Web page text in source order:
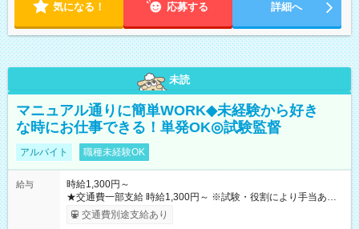
気になる！ 応募する 詳細へ
未読
マニュアル通りに簡単WORK◆未経験から好き
な時にお仕事できる！単発OK◎試験監督
アルバイト 職種未経験OK
給与
時給1,300円～
★交通費一部支給 時給1,300円～ ※試験・役割により手当あり
※勤務回数により昇給あり 【即給（前払い）オプションあ
り！】 希望される場合、勤務から1週間ほどで給与の一部を受け
交通費別途支給あり